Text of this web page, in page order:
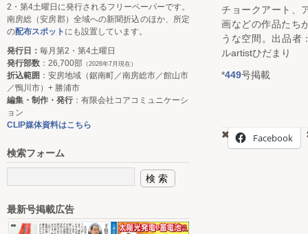
チョークアート、
画などの作品たち
うな空間。出品者
ルartistひだまり
*449号掲載
Facebook
2・第4土曜日に発行されるフリーペーパーです。
南房総（安房郡）全域への新聞折込のほか、所定
の配布スポット にも設置しています。
発行日： 毎月第2・第4土曜日
発行部数 ：26,700部 （2026年7月現在）
折込範囲 ：安房地域（鋸南町／南房総市／館山市
／鴨川市）+ 勝浦市
編集・制作・発行：有限会社コアコミュニケーシ
ョン
CLIP媒体資料はこちら
検索フォーム
最新号掲載広告